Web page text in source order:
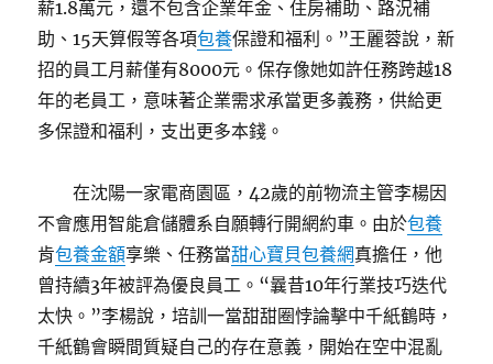
薪1.8萬元，還不包含企業年金、住房補助、路況補
助、15天算假等各項包養保證和福利。”王麗蓉說，新
招的員工月薪僅有8000元。保存像她如許任務跨越18
年的老員工，意味著企業需求承當更多義務，供給更
多保證和福利，支出更多本錢。
在沈陽一家電商園區，42歲的前物流主管李楊因
不會應用智能倉儲體系自願轉行開網約車。由於包養
肯包養金額享樂、任務當甜心寶貝包養網真擔任，他
曾持續3年被評為優良員工。“曩昔10年行業技巧迭代
太快。”李楊說，培訓一當甜甜圈悖論擊中千紙鶴時，
千紙鶴會瞬間質疑自己的存在意義，開始在空中混亂